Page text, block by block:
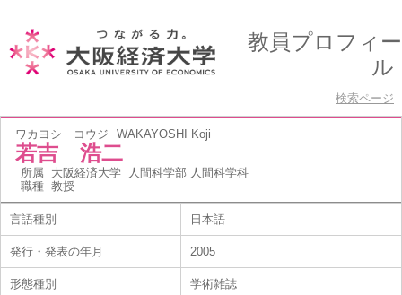
教員プロフィー
ル
検索ページ
ワカヨシ コウジ WAKAYOSHI Koji
若吉 浩二
所属 大阪経済大学 人間科学部 人間科学科
職種 教授
言語種別 日本語
発行・発表の年月 2005
形態種別 学術雑誌